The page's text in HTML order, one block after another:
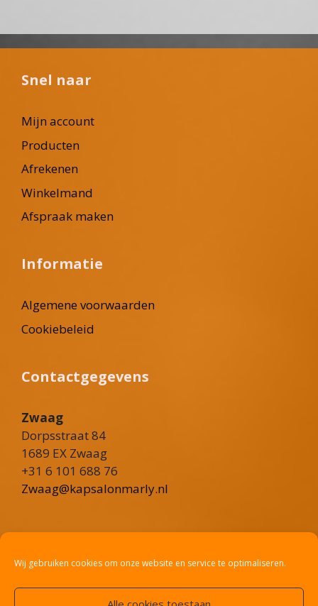
Wij gebruiken cookies om onze website en service te optimaliseren.
Snel naar
Mijn account
Producten
Afrekenen
Winkelmand
Afspraak maken
Informatie
Algemene voorwaarden
Cookiebeleid
Contactgegevens
Zwaag
Dorpsstraat 84
1689 EX Zwaag
+31 6 101 688 76
Zwaag@kapsalonmarly.nl
Rustenburgerweg 101